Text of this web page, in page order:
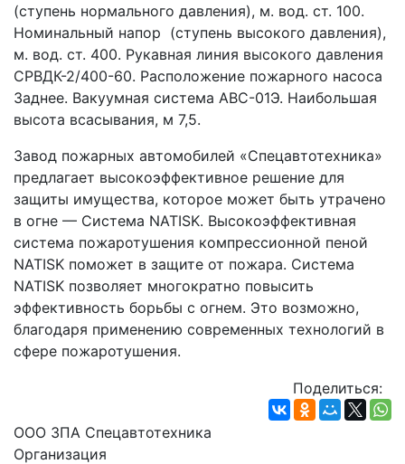
(ступень нормального давления), м. вод. ст. 100.
Номинальный напор  (ступень высокого давления),
м. вод. ст. 400. Рукавная линия высокого давления
СРВДК-2/400-60. Расположение пожарного насоса
Заднее. Вакуумная система АВС-01Э. Наибольшая
высота всасывания, м 7,5.
Завод пожарных автомобилей «Спецавтотехника»
предлагает высокоэффективное решение для
защиты имущества, которое может быть утрачено
в огне — Система NATISK. Высокоэффективная
система пожаротушения компрессионной пеной
NATISK поможет в защите от пожара. Система
NATISK позволяет многократно повысить
эффективность борьбы с огнем. Это возможно,
благодаря применению современных технологий в
сфере пожаротушения.
Поделиться:
ООО ЗПА Спецавтотехника
Организация